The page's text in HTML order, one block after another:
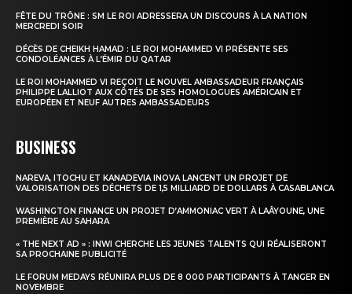
Insight Publications
À propos
Formules d’abonnement
Mon compte
FÊTE DU TRÔNE : SM LE ROI ADRESSERA UN DISCOURS À LA NATION
MERCREDI SOIR
DÉCÈS DE CHEIKH HAMAD : LE ROI MOHAMMED VI PRÉSENTE SES
CONDOLÉANCES À L’ÉMIR DU QATAR
LE ROI MOHAMMED VI REÇOIT LE NOUVEL AMBASSADEUR FRANÇAIS
PHILIPPE LALLIOT AUX CÔTÉS DE SES HOMOLOGUES AMÉRICAIN ET
EUROPÉEN ET NEUF AUTRES AMBASSADEURS
BUSINESS
NAREVA, ITOCHU ET KANADEVIA INOVA LANCENT UN PROJET DE
VALORISATION DES DÉCHETS DE 1,5 MILLIARD DE DOLLARS À CASABLANCA
WASHINGTON FINANCE UN PROJET D’AMMONIAC VERT À LAÂYOUNE, UNE
PREMIÈRE AU SAHARA
« THE NEXT AD » : INWI CHERCHE LES JEUNES TALENTS QUI RÉALISERONT
SA PROCHAINE PUBLICITÉ
LE FORUM MEDAYS RÉUNIRA PLUS DE 8 000 PARTICIPANTS À TANGER EN
NOVEMBRE